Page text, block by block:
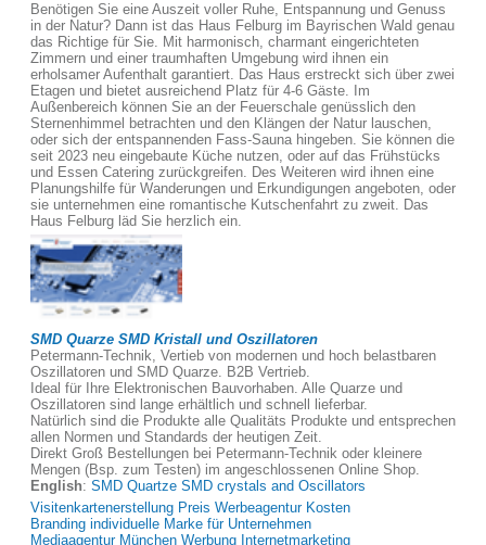
Benötigen Sie eine Auszeit voller Ruhe, Entspannung und Genuss
in der Natur? Dann ist das Haus Felburg im Bayrischen Wald genau
das Richtige für Sie. Mit harmonisch, charmant eingerichteten
Zimmern und einer traumhaften Umgebung wird ihnen ein
erholsamer Aufenthalt garantiert. Das Haus erstreckt sich über zwei
Etagen und bietet ausreichend Platz für 4-6 Gäste. Im
Außenbereich können Sie an der Feuerschale genüsslich den
Sternenhimmel betrachten und den Klängen der Natur lauschen,
oder sich der entspannenden Fass-Sauna hingeben. Sie können die
seit 2023 neu eingebaute Küche nutzen, oder auf das Frühstücks
und Essen Catering zurückgreifen. Des Weiteren wird ihnen eine
Planungshilfe für Wanderungen und Erkundigungen angeboten, oder
sie unternehmen eine romantische Kutschenfahrt zu zweit. Das
Haus Felburg läd Sie herzlich ein.
SMD Quarze SMD Kristall und Oszillatoren
Petermann-Technik, Vertieb von modernen und hoch belastbaren
Oszillatoren und SMD Quarze. B2B Vertrieb.
Ideal für Ihre Elektronischen Bauvorhaben. Alle Quarze und
Oszillatoren sind lange erhältlich und schnell lieferbar.
Natürlich sind die Produkte alle Qualitäts Produkte und entsprechen
allen Normen und Standards der heutigen Zeit.
Direkt Groß Bestellungen bei Petermann-Technik oder kleinere
Mengen (Bsp. zum Testen) im angeschlossenen Online Shop.
English: SMD Quartze SMD crystals and Oscillators
Visitenkartenerstellung Preis Werbeagentur Kosten
Branding individuelle Marke für Unternehmen
Mediaagentur München Werbung Internetmarketing